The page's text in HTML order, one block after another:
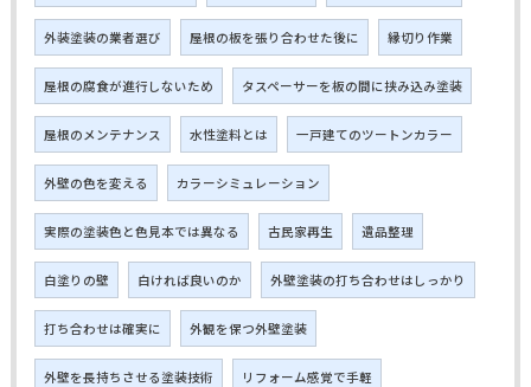
外装塗装の業者選び 屋根の板を張り合わせた後に 縁切り作業
屋根の腐食が進行しないため タスペーサーを板の間に挟み込み塗装
屋根のメンテナンス 水性塗料とは 一戸建てのツートンカラー
外壁の色を変える カラーシミュレーション
実際の塗装色と色見本では異なる 古民家再生 遺品整理
白塗りの壁 白ければ良いのか 外壁塗装の打ち合わせはしっかり
打ち合わせは確実に 外観を保つ外壁塗装
外壁を長持ちさせる塗装技術 リフォーム感覚で手軽